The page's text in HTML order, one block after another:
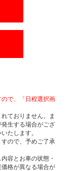
で、「日程選択画
ておりません。ま
生する場合がござ
たします。
ので、予めご了承
容とお車の状態・
格が異なる場合が